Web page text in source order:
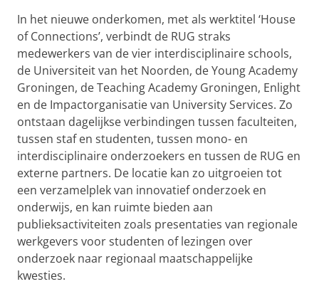
In het nieuwe onderkomen, met als werktitel ‘House
of Connections’, verbindt de RUG straks
medewerkers van de vier interdisciplinaire schools,
de Universiteit van het Noorden, de Young Academy
Groningen, de Teaching Academy Groningen, Enlight
en de Impactorganisatie van University Services. Zo
ontstaan dagelijkse verbindingen tussen faculteiten,
tussen staf en studenten, tussen mono- en
interdisciplinaire onderzoekers en tussen de RUG en
externe partners. De locatie kan zo uitgroeien tot
een verzamelplek van innovatief onderzoek en
onderwijs, en kan ruimte bieden aan
publieksactiviteiten zoals presentaties van regionale
werkgevers voor studenten of lezingen over
onderzoek naar regionaal maatschappelijke
kwesties.